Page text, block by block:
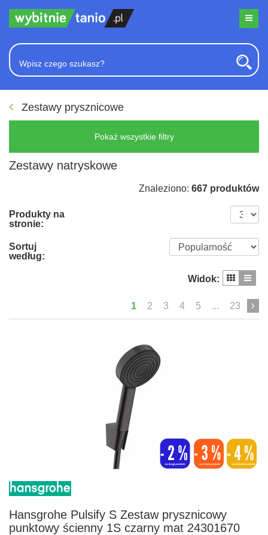
Zestawy prysznicowe
Pokaż wszystkie filtry
Zestawy natryskowe
Znaleziono: 667 produktów
Produkty na
stronie:
Sortuj
według:
Widok:
1 2 3 4 5 ... 23
Hansgrohe Pulsify S Zestaw prysznicowy
punktowy ścienny 1S czarny mat 24301670